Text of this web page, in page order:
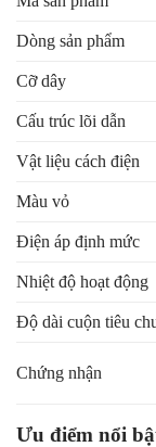
Dòng sản phẩm
Cỡ dây
Cấu trúc lõi dẫn
Vật liệu cách điện
Màu vỏ
Điện áp định mức
Nhiệt độ hoạt động
Độ dài cuộn tiêu
Chứng nhận
Ưu điểm nổi